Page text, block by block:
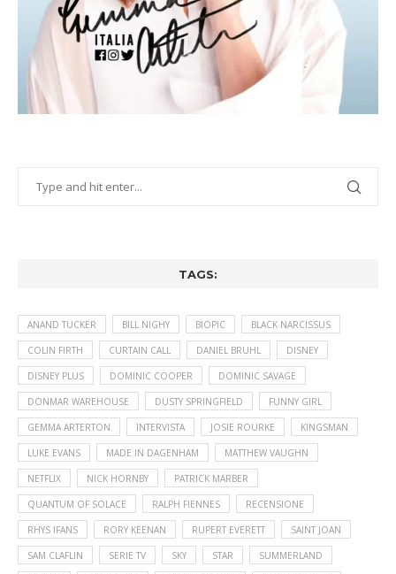
TAGS:
ANAND TUCKER BILL NIGHY BIOPIC BLACK NARCISSUS
COLIN FIRTH CURTAIN CALL DANIEL BRUHL DISNEY
DISNEY PLUS DOMINIC COOPER DOMINIC SAVAGE
DONMAR WAREHOUSE DUSTY SPRINGFIELD FUNNY GIRL
GEMMA ARTERTON INTERVISTA JOSIE ROURKE KINGSMAN
LUKE EVANS MADE IN DAGENHAM MATTHEW VAUGHN
NETFLIX NICK HORNBY PATRICK MARBER
QUANTUM OF SOLACE RALPH FIENNES RECENSIONE
RHYS IFANS RORY KEENAN RUPERT EVERETT SAINT JOAN
SAM CLAFLIN SERIE TV SKY STAR SUMMERLAND